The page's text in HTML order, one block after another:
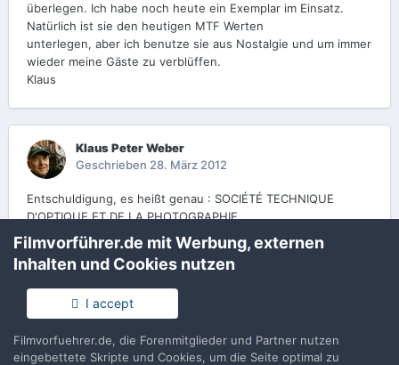
überlegen. Ich habe noch heute ein Exemplar im Einsatz.
Natürlich ist sie den heutigen MTF Werten
unterlegen, aber ich benutze sie aus Nostalgie und um immer
wieder meine Gäste zu verblüffen.
Klaus
Klaus Peter Weber
Geschrieben 28. März 2012
Entschuldigung, es heißt genau : SOCIÉTÉ TECHNIQUE
D'OPTIQUE ET DE LA PHOTOGRAPHIE
Kossmo
Geschrieben
aha...jetzt bin ich wieder schlauer
Im Saarland wohne ich...
Filmvorführer.de mit Werbung, externen
Inhalten und Cookies nutzen
I accept
Filmvorfuehrer.de, die Forenmitglieder und Partner nutzen
eingebettete Skripte und Cookies, um die Seite optimal zu